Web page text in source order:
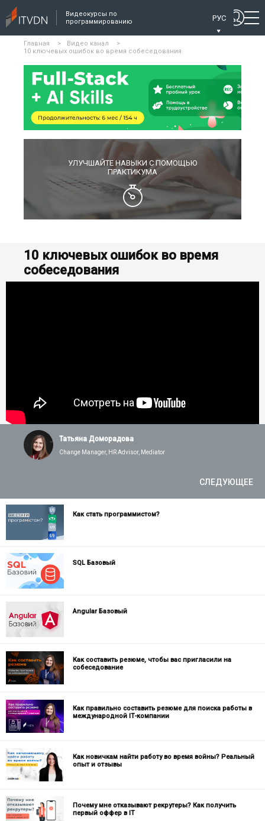
Видеокурсы по
программированию
РУС
Главная > Видео канал
>
10 ключевых ошибок во время собеседования
УЛУЧШАЙТЕ НАВЫКИ С ПОМОЩЬЮ
ПРАКТИКУМА
10 ключевых ошибок во время
собеседования
Как стать программистом?
SQL Базовый
Angular Базовый
Как составить резюме, чтобы вас пригласили на
собеседование
Как правильно составить резюме для поиска работы в
международной IT-компании
Как новичкам найти работу во время войны? Реальный
опыт и отзывы
Почему мне отказывают рекрутеры? Как получить
первый оффер в IT
СЛЕДУЮЩЕЕ
Татьяна Доморадова
Change Manager, HR Advisor, Mediator